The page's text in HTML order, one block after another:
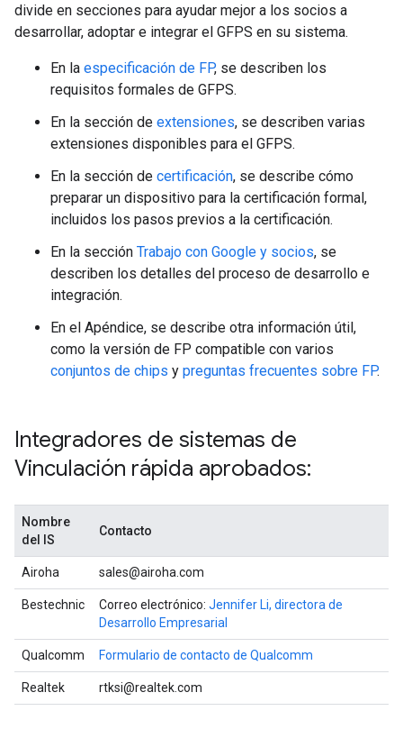
divide en secciones para ayudar mejor a los socios a
desarrollar, adoptar e integrar el GFPS en su sistema.
En la especificación de FP, se describen los
requisitos formales de GFPS.
En la sección de extensiones, se describen varias
extensiones disponibles para el GFPS.
En la sección de certificación, se describe cómo
preparar un dispositivo para la certificación formal,
incluidos los pasos previos a la certificación.
En la sección Trabajo con Google y socios, se
describen los detalles del proceso de desarrollo e
integración.
En el Apéndice, se describe otra información útil,
como la versión de FP compatible con varios
conjuntos de chips y preguntas frecuentes sobre FP.
Integradores de sistemas de
Vinculación rápida aprobados:
Nombre
del IS
Contacto
Airoha sales@airoha.com
Bestechnic Correo electrónico: Jennifer Li, directora de
Desarrollo Empresarial
Qualcomm Formulario de contacto de Qualcomm
Realtek rtksi@realtek.com